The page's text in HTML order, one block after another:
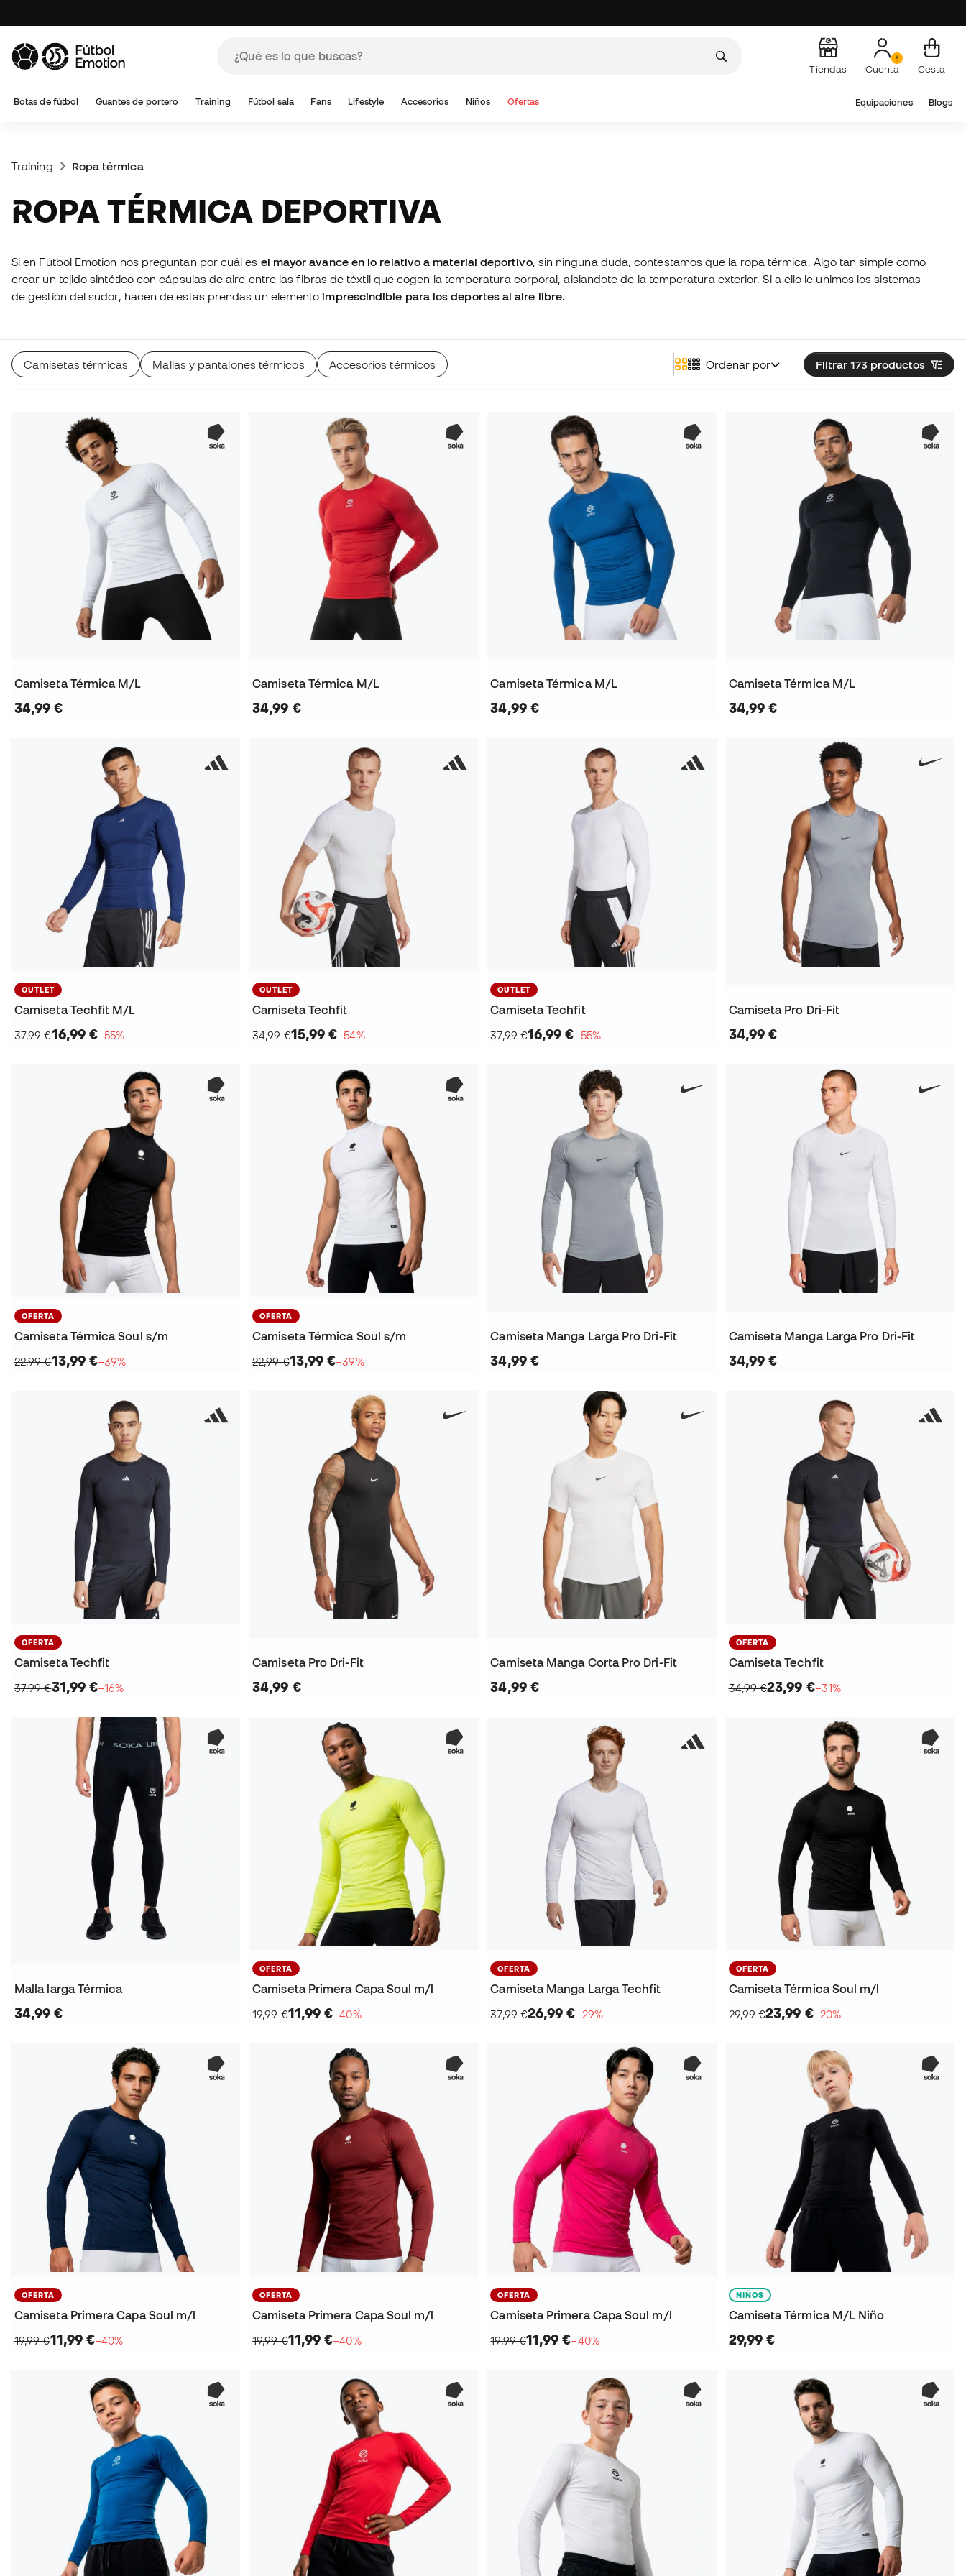
Tiendas Cuenta Cesta
Botas de fútbol Guantes de portero Training Fútbol sala Fans Lifestyle Accesorios Niños Ofertas Equipaciones Blogs
Training Ropa térmica
ROPA TÉRMICA DEPORTIVA
Si en Fútbol Emotion nos preguntan por cuál es el mayor avance en lo relativo a material deportivo, sin ninguna duda, contestamos que la ropa térmica. Algo tan simple como
crear un tejido sintético con cápsulas de aire entre las fibras de téxtil que cogen la temperatura corporal, aislandote de la temperatura exterior. Si a ello le unimos los sistemas
de gestión del sudor, hacen de estas prendas un elemento imprescindible para los deportes al aire libre.
Filtrar 173 productos
Ordenar por
Camisetas térmicas Mallas y pantalones térmicos Accesorios térmicos
Camiseta Térmica M/L
34,99 €
Camiseta Térmica M/L
34,99 €
Camiseta Térmica M/L
34,99 €
Camiseta Térmica M/L
34,99 €
OUTLET
Camiseta Techfit M/L
37,99 €16,99 €−55%
OUTLET
Camiseta Techfit
34,99 €15,99 €−54%
OUTLET
Camiseta Techfit
37,99 €16,99 €−55%
Camiseta Pro Dri-Fit
34,99 €
OFERTA
Camiseta Térmica Soul s/m
22,99 €13,99 €−39%
OFERTA
Camiseta Térmica Soul s/m
22,99 €13,99 €−39%
Camiseta Manga Larga Pro Dri-Fit
34,99 €
Camiseta Manga Larga Pro Dri-Fit
34,99 €
OFERTA
Camiseta Techfit
37,99 €31,99 €−16%
Camiseta Pro Dri-Fit
34,99 €
Camiseta Manga Corta Pro Dri-Fit
34,99 €
OFERTA
Camiseta Techfit
34,99 €23,99 €−31%
Malla larga Térmica
34,99 €
OFERTA
Camiseta Primera Capa Soul m/l
19,99 €11,99 €−40%
OFERTA
Camiseta Manga Larga Techfit
37,99 €26,99 €−29%
OFERTA
Camiseta Térmica Soul m/l
29,99 €23,99 €−20%
OFERTA
Camiseta Primera Capa Soul m/l
19,99 €11,99 €−40%
OFERTA
Camiseta Primera Capa Soul m/l
19,99 €11,99 €−40%
OFERTA
Camiseta Primera Capa Soul m/l
19,99 €11,99 €−40%
NIÑOS
Camiseta Térmica M/L Niño
29,99 €